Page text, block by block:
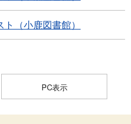
（小鹿図書館）
PC表示